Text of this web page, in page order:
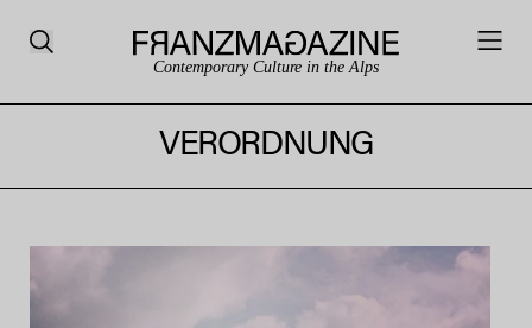
Contemporary Culture in the Alps
VERORDNUNG